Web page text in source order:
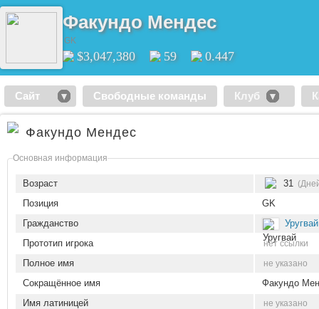
Факундо Мендес
GK
$3,047,380 59 0.447
Сайт Свободные команды Клуб
Факундо Мендес
Основная информация
Возраст 31
Позиция
GK
Гражданство
Уругвай
Прототип игрока
нет ссылки
Полное имя не указано
Сокращённое имя
Факундо
Имя латиницей
не указано